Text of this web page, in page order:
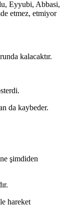
Eyyubi, Abbasi,
etmez, etmiyor
kalacaktır.
da kaybeder.
şimdiden
hareket